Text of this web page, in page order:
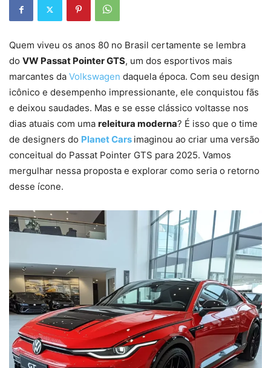
Quem viveu os anos 80 no Brasil certamente se lembra
do VW Passat Pointer GTS, um dos esportivos mais
marcantes da Volkswagen daquela época. Com seu design
icônico e desempenho impressionante, ele conquistou fãs
e deixou saudades. Mas e se esse clássico voltasse nos
dias atuais com uma releitura moderna? É isso que o time
de designers do Planet Cars imaginou ao criar uma versão
conceitual do Passat Pointer GTS para 2025. Vamos
mergulhar nessa proposta e explorar como seria o retorno
desse ícone.